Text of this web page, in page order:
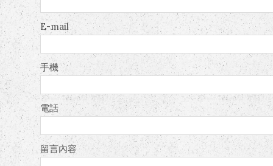
E-mail
手機
電話
留言內容